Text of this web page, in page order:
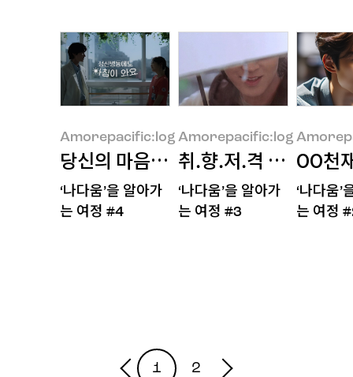
Amorepacific:log
Amorepacific:log
당신의 마음은, 아침이 왔나요?
‘나다움’을 알아가
는 여정 #4
Amorepacific:log
Amorepacific:log
취.향.저.격 당했다?!
‘나다움’을 알아가
는 여정 #3
OO천
‘나다움’
는 여정
1 2